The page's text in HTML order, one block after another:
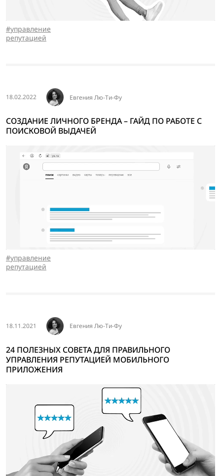
управление
репутацией
18.02.2022 Евгения Лю-Ти-Фу
СОЗДАНИЕ ЛИЧНОГО БРЕНДА – ГАЙД ПО РАБОТЕ С
ПОИСКОВОЙ ВЫДАЧЕЙ
управление
репутацией
18.11.2021 Евгения Лю-Ти-Фу
24 ПОЛЕЗНЫХ СОВЕТА ДЛЯ ПРАВИЛЬНОГО
УПРАВЛЕНИЯ РЕПУТАЦИЕЙ МОБИЛЬНОГО
ПРИЛОЖЕНИЯ